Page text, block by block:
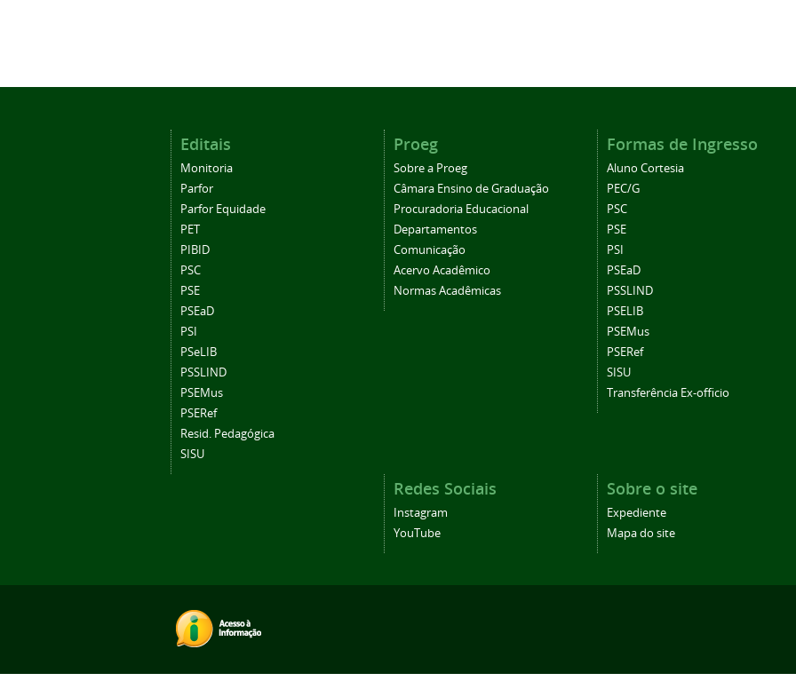
Editais
Monitoria
Parfor
Parfor Equidade
PET
PIBID
PSC
PSE
PSEaD
PSI
PSeLIB
PSSLIND
PSEMus
PSERef
Resid. Pedagógica
SISU
Proeg
Sobre a Proeg
Câmara Ensino de Graduação
Procuradoria Educacional
Departamentos
Comunicação
Acervo Acadêmico
Normas Acadêmicas
Formas de Ingresso
Aluno Cortesia
PEC/G
PSC
PSE
PSI
PSEaD
PSSLIND
PSELIB
PSEMus
PSERef
SISU
Transferência Ex-officio
Redes Sociais
Instagram
YouTube
Sobre o site
Expediente
Mapa do site